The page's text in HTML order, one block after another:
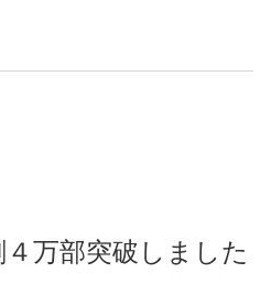
４万部突破しました